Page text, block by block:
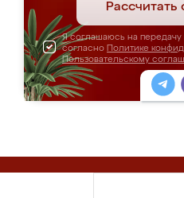
Рассчитать
Я соглашаюсь на
согласно Политике
Пользовательскому